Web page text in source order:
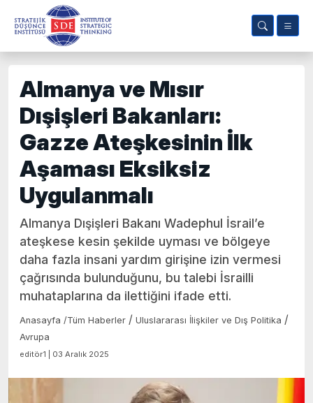
Almanya ve Mısır
Dışişleri Bakanları:
Gazze Ateşkesinin İlk
Aşaması Eksiksiz
Uygulanmalı
Almanya Dışişleri Bakanı Wadephul İsrail’e
ateşkese kesin şekilde uyması ve bölgeye
daha fazla insani yardım girişine izin vermesi
çağrısında bulunduğunu, bu talebi İsrailli
muhataplarına da ilettiğini ifade etti.
Anasayfa /Tüm Haberler / Uluslararası İlişkiler ve Dış Politika /
Avrupa
editör1 | 03 Aralık 2025